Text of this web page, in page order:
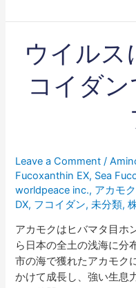
ウイルス
コイダ
Leave a Comment /
Fucoxanthin EX, Sea
worldpeace inc., アカモク
DX, フコイダン,未分類,
アカモクはヒバマタ目ホ
ら日本の全土の浅海に分
市の海で獲れたアカモク
かけて成長し、強い生息
な
い
フ
コ
ダ
ン
で
パ